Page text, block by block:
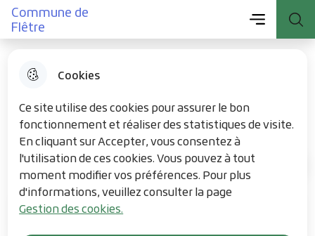
Cookies
Ce site utilise des cookies pour assurer le bon
fonctionnement et réaliser des statistiques de visite.
En cliquant sur Accepter, vous consentez à
l'utilisation de ces cookies. Vous pouvez à tout
moment modifier vos préférences. Pour plus
d'informations, veuillez consulter la page
Gestion des cookies.
Aller
au
menu recherche principal
Consulter
le plan du
site
Commune de
Flêtre Commune de Flêtre Menu
Logement social
Accueil Flêtre au quotidien
Sommaire